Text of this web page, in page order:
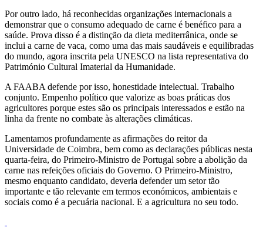
Por outro lado, há reconhecidas organizações internacionais a
demonstrar que o consumo adequado de carne é benéfico para a
saúde. Prova disso é a distinção da dieta mediterrânica, onde se
inclui a carne de vaca, como uma das mais saudáveis e equilibradas
do mundo, agora inscrita pela UNESCO na lista representativa do
Património Cultural Imaterial da Humanidade.
A FAABA defende por isso, honestidade intelectual. Trabalho
conjunto. Empenho político que valorize as boas práticas dos
agricultores porque estes são os principais interessados e estão na
linha da frente no combate às alterações climáticas.
Lamentamos profundamente as afirmações do reitor da
Universidade de Coimbra, bem como as declarações públicas nesta
quarta-feira, do Primeiro-Ministro de Portugal sobre a abolição da
carne nas refeições oficiais do Governo. O Primeiro-Ministro,
mesmo enquanto candidato, deveria defender um setor tão
importante e tão relevante em termos económicos, ambientais e
sociais como é a pecuária nacional. E a agricultura no seu todo.